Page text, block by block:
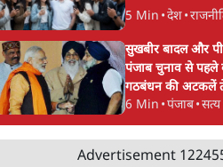
5 Min •देश•
सुखबीर बादल और
पंजाब चुनाव से पहले
गठबंधन की अटकलें
6 Min •पंजाब•सत्य
Advertisement